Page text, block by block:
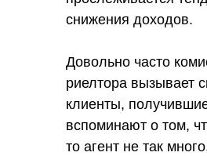
снижения доходов.
Довольно часто
риелтора вызывает
клиенты,
вспоминают о том,
то агент не так